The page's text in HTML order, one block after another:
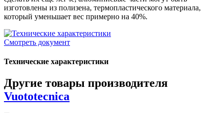
изготовлены из полизена, термопластического материала,
который уменьшает вес примерно на 40%.
Смотреть документ
Технические характеристики
Другие товары производителя
Vuototecnica